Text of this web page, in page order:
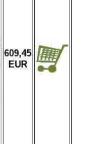
609,45
EUR